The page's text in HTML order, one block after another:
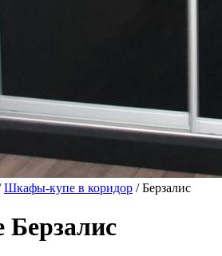
Шкафы-купе в коридор / Берзалис